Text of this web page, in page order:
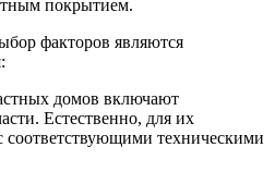
покрытием.
факторов являются
домов включают
Естественно, для их
техническими